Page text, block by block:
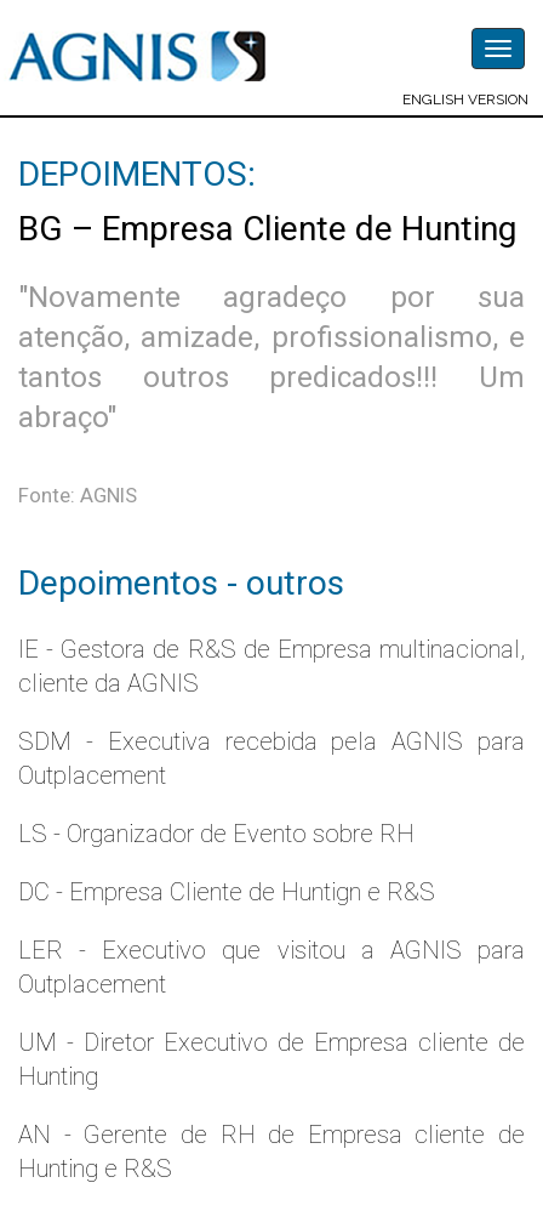
ENGLISH VERSION
DEPOIMENTOS:
BG – Empresa Cliente de Hunting
"Novamente agradeço por sua
atenção, amizade, profissionalismo, e
tantos outros predicados!!! Um
abraço"
Fonte: AGNIS
Depoimentos - outros
IE - Gestora de R&S de Empresa multinacional,
cliente da AGNIS
SDM - Executiva recebida pela AGNIS para
Outplacement
LS - Organizador de Evento sobre RH
DC - Empresa Cliente de Huntign e R&S
LER - Executivo que visitou a AGNIS para
Outplacement
UM - Diretor Executivo de Empresa cliente de
Hunting
AN - Gerente de RH de Empresa cliente de
Hunting e R&S